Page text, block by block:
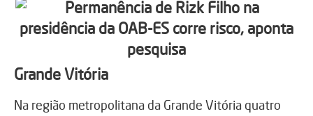
Grande Vitória
Na região metropolitana da Grande Vitória quatro